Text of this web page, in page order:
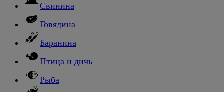
Свинина
Говядина
Баранина
Птица и дичь
Рыба